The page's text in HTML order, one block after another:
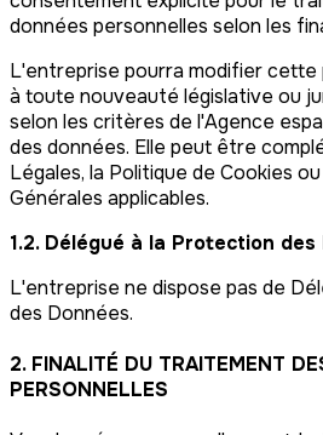
données personnelles selon les
L'entreprise pourra modifier cette
à toute nouveauté législative ou
selon les critères de l'Agence
des données. Elle peut être
Légales, la Politique de Cookies
Générales applicables.
1.2. Délégué à la Protection des
L'entreprise ne dispose pas de
des Données.
2. FINALITÉ DU TRAITEMENT
PERSONNELLES